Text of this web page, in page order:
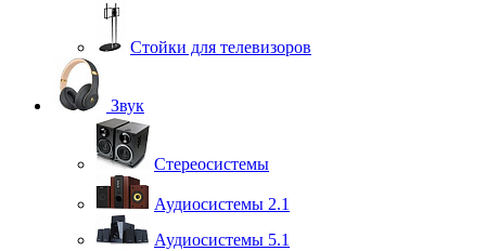
Стойки для телевизоров
Звук
Стереосистемы
Аудиосистемы 2.1
Аудиосистемы 5.1